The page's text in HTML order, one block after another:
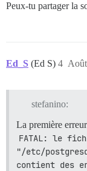
Peux-tu partager la
Ed_S (Ed S) 4
stefanino:
La première
FATAL: le
"/etc/
contient des